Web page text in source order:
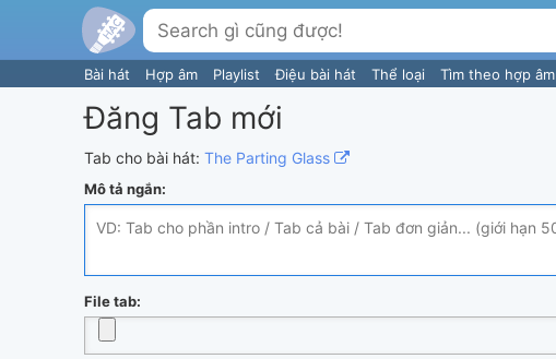
Bài hát Hợp âm Playlist Điệu bài hát Thể loại Tìm theo hợp âm
Đăng Tab mới
Tab cho bài hát: The Parting Glass
Mô tả ngắn:
File tab: